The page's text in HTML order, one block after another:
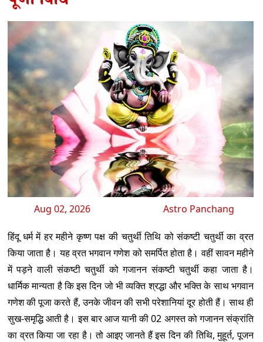
Aug 02, 2026 Astro Panchang
हिंदू धर्म में हर महीने कृष्ण पक्ष की चतुर्थी तिथि को संकष्टी चतुर्थी का व्रत
किया जाता है। यह व्रत भगवान गणेश को समर्पित होता है। वहीं सावन महीने
में पड़ने वाली संकष्टी चतुर्थी को गजानन संकष्टी चतुर्थी कहा जाता है।
धार्मिक मान्यता है कि इस दिन जो भी व्यक्ति श्रद्धा और भक्ति के साथ भगवान
गणेश की पूजा करते हैं, उनके जीवन की सभी परेशानियां दूर होती हैं। साथ ही
सुख-समृद्धि आती है। इस बार आज यानी की 02 अगस्त को गजानन संक्रांति
का व्रत किया जा रहा है। तो आइए जानते हैं इस दिन की तिथि, मुहूर्त, पूजन